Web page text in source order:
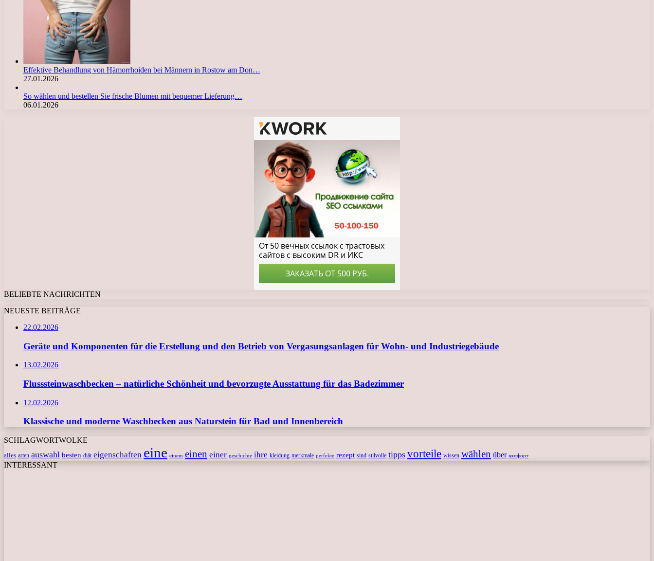
Effektive Behandlung von Hämorrhoiden bei Männern in Rostow am Don…
27.01.2026
So wählen und bestellen Sie frische Blumen mit bequemer Lieferung…
06.01.2026
BELIEBTE NACHRICHTEN
NEUESTE BEITRÄGE
22.02.2026
Geräte und Komponenten für die Erstellung und den Betrieb von Vergasungsanlagen für Wohn- und Industriegebäude
13.02.2026
Flusssteinwaschbecken – natürliche Schönheit und bevorzugte Ausstattung für das Badezimmer
12.02.2026
Klassische und moderne Waschbecken aus Naturstein für Bad und Innenbereich
SCHLAGWORTWOLKE
alles arten auswahl besten diät eigenschaften eine einem einen einer geschichte ihre kleidung merkmale perfekte rezept sind stilvolle tipps vorteile wissen wählen über комфорт
INTERESSANT